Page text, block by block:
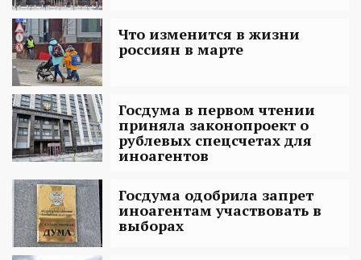
Что изменится в жизни
россиян в марте
Госдума в первом чтении
приняла законопроект о
рублевых спецсчетах для
иноагентов
Госдума одобрила запрет
иноагентам участвовать в
выборах